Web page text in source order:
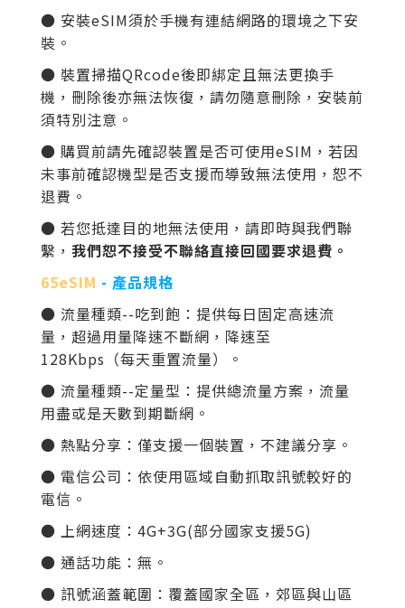
● 安裝eSIM須於手機有連結網路的環境之下安
裝。
● 裝置掃描QRcode後即綁定且無法更換手
機，刪除後亦無法恢復，請勿隨意刪除 ，安裝前
須特別注意 。
● 購買前請先確認裝置是否可使用eSIM，若因
未事前確認機型是否支援而導致無法使用，恕不
退費。
● 若您抵達目的地無法使用，請即時與我們聯
繫， 我們恕不接受不聯絡直接回國要求退費。
65eSIM - 產品規格
● 流量種類--吃到飽：提供每日固定高速流
量，超過用量降速不斷網，降速至
128Kbps（每天重置流量）。
● 流量種類--定量型：提供總流量方案，流量
用盡或是天數到期斷網。
● 熱點分享：僅支援一個裝置，不建議分享。
● 電信公司：依使用區域自動抓取訊號較好的
電信。
● 上網速度： 4G+3G(部分國家支援5G)
● 通話功能：無。
● 訊號涵蓋範圍：覆蓋國家全區 ，郊區與山區